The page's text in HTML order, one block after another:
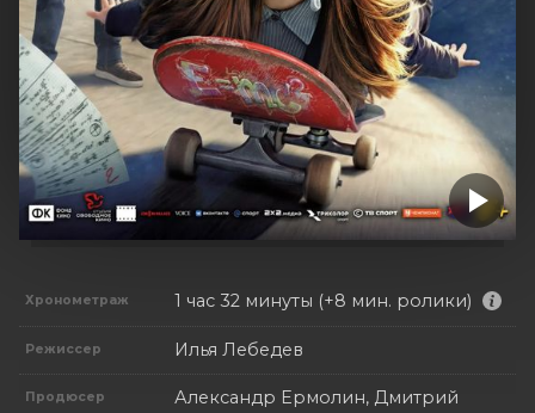
Хронометраж 1 час 32 минуты (+8 мин. ролики)
Режиссер Илья Лебедев
Продюсер
Александр Ермолин, Дмитрий